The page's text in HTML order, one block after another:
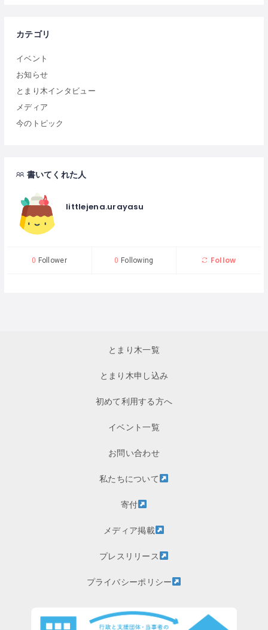
カテゴリ
イベント
お知らせ
とまり木インタビュー
メディア
今のトピック
書いてくれた人
littlejena.urayasu
0 Follower 0 Following Follow
とまり木一覧
とまり木申し込み
初めて利用する方へ
イベント一覧
お問い合わせ
私たちについて
寄付
メディア掲載
プレスリリース
プライバシーポリシー